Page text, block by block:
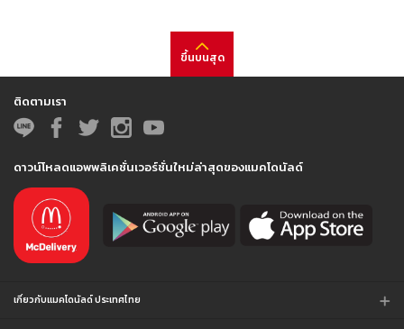
ขึ้นบนสุด
ติดตามเรา
ดาวน์โหลดแอพพลิเคชั่นเวอร์ชั่นใหม่ล่าสุดของแมคโดนัลด์
เกี่ยวกับแมคโดนัลด์ ประเทศไทย